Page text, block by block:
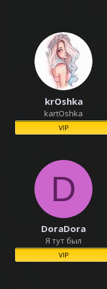
krOshka
kartOshka
VIP
D
DoraDora
Я тут был
VIP